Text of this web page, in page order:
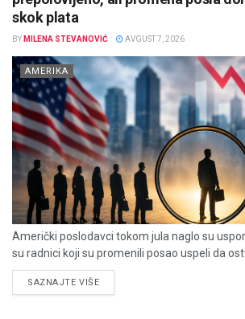
skok plata
BY MILENA STEVANOVIĆ AVGUST 7, 2026
AMERIKA
Američki poslodavci tokom jula naglo su
su radnici koji su promenili posao uspeli da
SAZNAJTE VIŠEDETAILS